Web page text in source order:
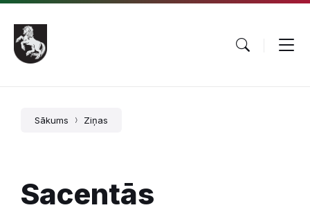
Pāriet
saturu
Skip
main
navigation
Skip
footer
Sākums Ziņas
Sacentās